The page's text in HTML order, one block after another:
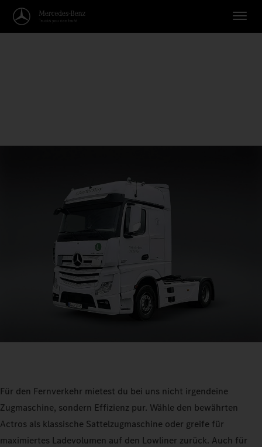
Für den Fernverkehr mietest du bei uns nicht irgendeine
Zugmaschine, sondern Effizienz pur. Wähle den bewährten
Actros als klassische Sattelzugmaschine oder greife für
maximiertes Ladevolumen auf den Lowliner zurück. Auch für